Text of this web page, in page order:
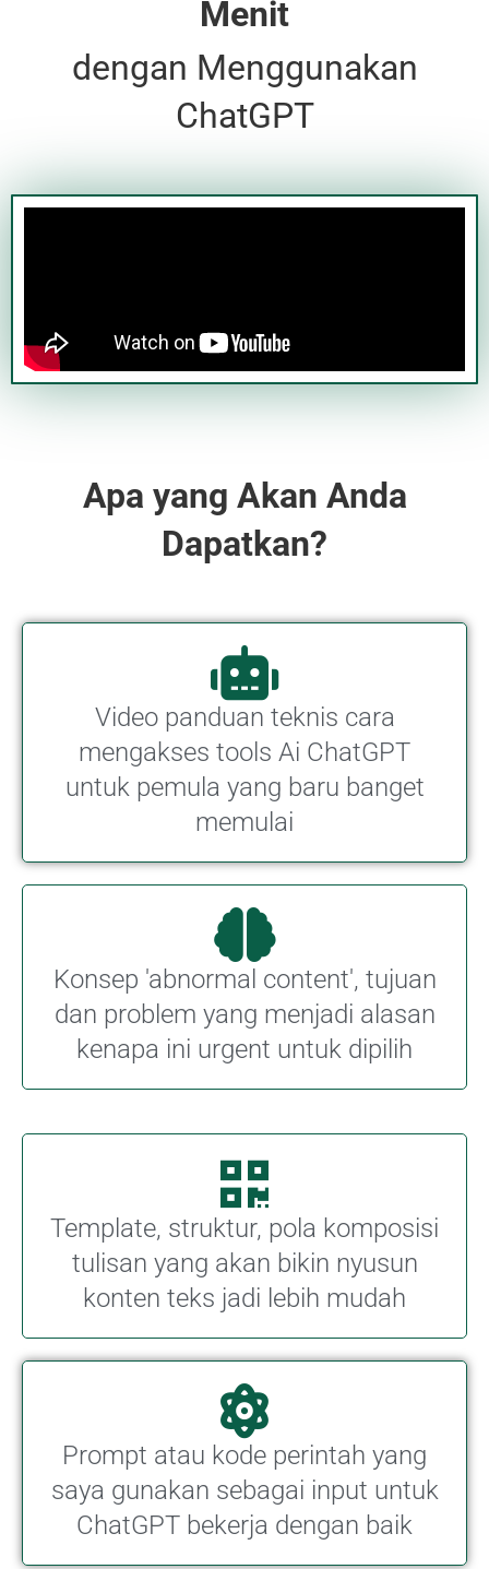
Menit
dengan Menggunakan
ChatGPT
Apa yang Akan Anda
Dapatkan?
Video panduan teknis cara
mengakses tools Ai ChatGPT
untuk pemula yang baru banget
memulai
Konsep 'abnormal content', tujuan
dan problem yang menjadi alasan
kenapa ini urgent untuk dipilih
Template, struktur, pola komposisi
tulisan yang akan bikin nyusun
konten teks jadi lebih mudah
Prompt atau kode perintah yang
saya gunakan sebagai input untuk
ChatGPT bekerja dengan baik